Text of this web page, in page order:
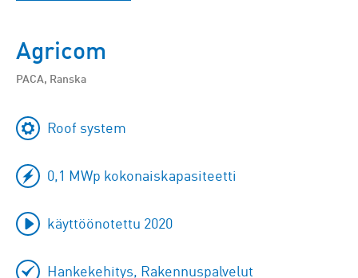
Agricom
PACA, Ranska
Roof system
0,1 MWp kokonaiskapasiteetti
käyttöönotettu 2020
Hankekehitys, Rakennuspalvelut